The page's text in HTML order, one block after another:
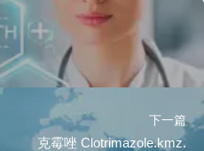
下一篇
克霉唑 Clotrimazole.kmz.